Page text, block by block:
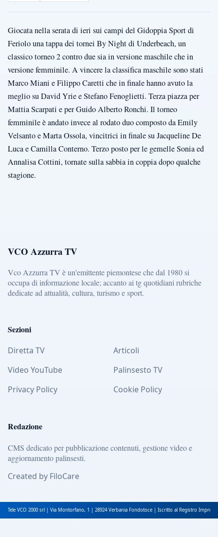
Giocata nella serata di ieri sui campi del Gidoppia Sport di
Feriolo una tappa dei tornei By Night di Underbeach, un
classico torneo 2 contro due sia in versione maschile che in
versione femminile. A vincere la classifica maschile sono stati
Marco Miani e Filippo Caretti che in finale hanno avuto la
meglio su David Yrie e Stefano Fenoglietti. Terza piazza per
Mattia Scarpati e per Guido Alberto Ronchi. Il torneo
femminile è andato invece al rodato duo composto da Emily
Velsanto e Marta Ossola, vincitrici in finale su Jacqueline De
Luca e Camilla Conterno. Terzo posto per le gemelle Sonia ed
Annalisa Cottini, tornate sulla sabbia in coppia dopo qualche
stagione.
VCO Azzurra TV
Vco Azzurra TV è un'emittente piemontese che dal 1980 si
occupa di informazione locale; accanto ai tg quotidiani rubriche
dedicate ad attualità, cultura, turismo e sport.
Sezioni
Diretta TV
Articoli
Video YouTube
Palinsesto TV
Privacy Policy
Cookie Policy
Redazione
CMS dedicato per pubblicazione contenuti, gestione video e
aggiornamento palinsesti.
Created by FiloCare
Tele VCO 2000 srl | Via Montorfano, 1 | 28924 Verbania Fondotoce | Iscritto al Registro Imprese